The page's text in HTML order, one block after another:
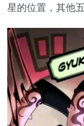
星的位置，其他